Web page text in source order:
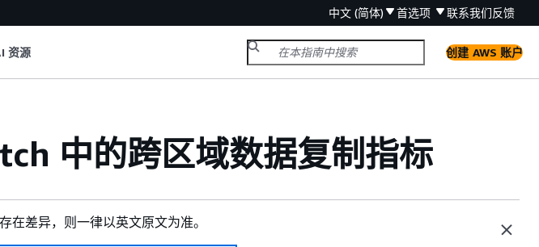
中文 (简体) 首选项 联系我们反馈
资源 创建 AWS 账户
中的跨区域数据复制指标
在差异，则一律以英文原文为准。